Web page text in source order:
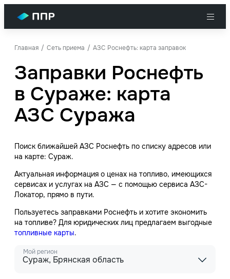
Главная Сеть приема АЗС Роснефть: карта заправок
Заправки Роснефть
в Сураже: карта
АЗС Суража
Поиск ближайшей АЗС Роснефть по списку адресов или
на карте: Сураж.
Актуальная информация о ценах на топливо, имеющихся
сервисах и услугах на АЗС — с помощью сервиса АЗС-
Локатор, прямо в пути.
Пользуетесь заправками Роснефть и хотите экономить
на топливе? Для юридических лиц предлагаем выгодные
топливные карты.
Мой регион
Сураж, Брянская область